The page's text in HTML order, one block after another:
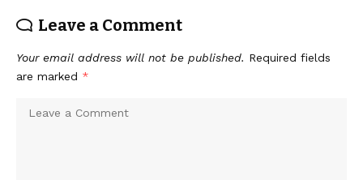
Leave a Comment
Your email address will not be published. Required fields
are marked *